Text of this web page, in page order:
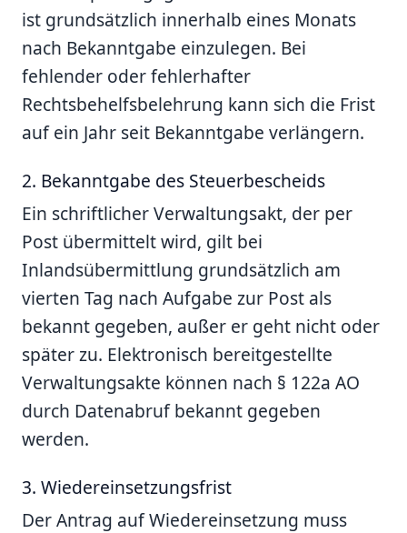
ist grundsätzlich innerhalb eines Monats
nach Bekanntgabe einzulegen. Bei
fehlender oder fehlerhafter
Rechtsbehelfsbelehrung kann sich die Frist
auf ein Jahr seit Bekanntgabe verlängern.
2. Bekanntgabe des Steuerbescheids
Ein schriftlicher Verwaltungsakt, der per
Post übermittelt wird, gilt bei
Inlandsübermittlung grundsätzlich am
vierten Tag nach Aufgabe zur Post als
bekannt gegeben, außer er geht nicht oder
später zu. Elektronisch bereitgestellte
Verwaltungsakte können nach § 122a AO
durch Datenabruf bekannt gegeben
werden.
3. Wiedereinsetzungsfrist
Der Antrag auf Wiedereinsetzung muss